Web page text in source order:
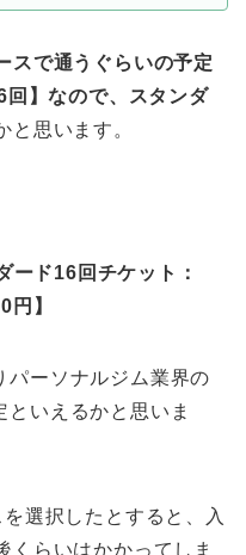
スで通うぐらいの予定
】なので、スタンダ
と思います。
ード16回チケット：
】
パーソナルジム業界の
いえるかと思いま
選択したとすると、入
くらいはかかってしま